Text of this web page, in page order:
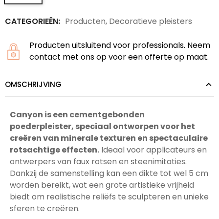
CATEGORIEËN: Producten, Decoratieve pleisters
Producten uitsluitend voor professionals. Neem
contact met ons op voor een offerte op maat.
OMSCHRIJVING
Canyon is een cementgebonden
poederpleister, speciaal ontworpen voor het
creëren van minerale texturen en spectaculaire
rotsachtige effecten. Ideaal voor applicateurs en
ontwerpers van faux rotsen en steenimitaties.
Dankzij de samenstelling kan een dikte tot wel 5 cm
worden bereikt, wat een grote artistieke vrijheid
biedt om realistische reliëfs te sculpteren en unieke
sferen te creëren.